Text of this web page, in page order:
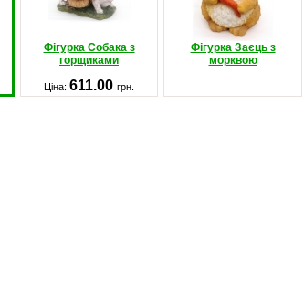
Фігурка Собака з
горщиками
Фігурка Заєць з
морквою
Ціна: 611.00 грн.